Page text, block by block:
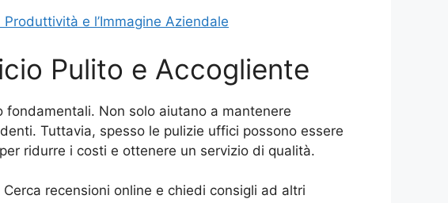
e l’Immagine Aziendale
Pulito e Accogliente
Non solo aiutano a mantenere
Tuttavia, spesso le pulizie uffici possono essere
ridurre i costi e ottenere un servizio di qualità.
recensioni online e chiedi consigli ad altri